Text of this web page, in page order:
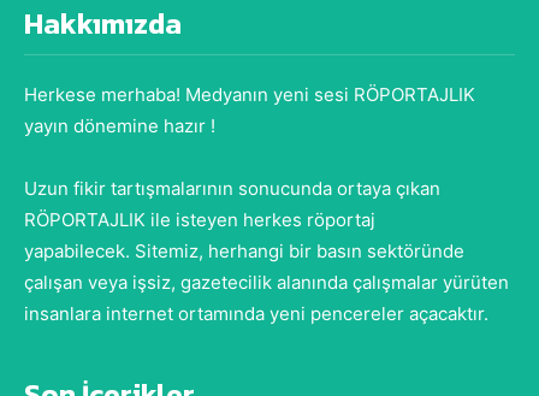
Hakkımızda
Herkese merhaba! Medyanın yeni sesi RÖPORTAJLIK
yayın dönemine hazır !
Uzun fikir tartışmalarının sonucunda ortaya çıkan
RÖPORTAJLIK ile isteyen herkes röportaj
yapabilecek. Sitemiz, herhangi bir basın sektöründe
çalışan veya işsiz, gazetecilik alanında çalışmalar yürüten
insanlara internet ortamında yeni pencereler açacaktır.